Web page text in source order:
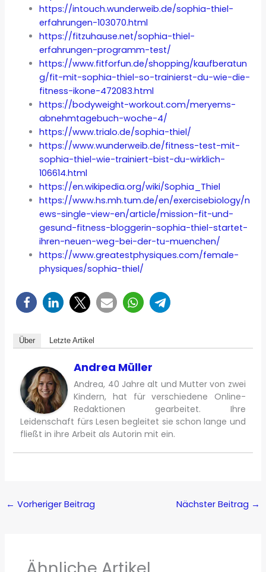
https://intouch.wunderweib.de/sophia-thiel-
erfahrungen-103070.html
https://fitzuhause.net/sophia-thiel-
erfahrungen-programm-test/
https://www.fitforfun.de/shopping/kaufberatun
g/fit-mit-sophia-thiel-so-trainierst-du-wie-die-
fitness-ikone-472083.html
https://bodyweight-workout.com/meryems-
abnehmtagebuch-woche-4/
https://www.trialo.de/sophia-thiel/
https://www.wunderweib.de/fitness-test-mit-
sophia-thiel-wie-trainiert-bist-du-wirklich-
106614.html
https://en.wikipedia.org/wiki/Sophia_Thiel
https://www.hs.mh.tum.de/en/exercisebiology/n
ews-single-view-en/article/mission-fit-und-
gesund-fitness-bloggerin-sophia-thiel-startet-
ihren-neuen-weg-bei-der-tu-muenchen/
https://www.greatestphysiques.com/female-
physiques/sophia-thiel/
Über Letzte Artikel
Andrea Müller
Andrea, 40 Jahre alt und Mutter von zwei
Kindern, hat für verschiedene Online-
Redaktionen gearbeitet. Ihre
Leidenschaft fürs Lesen begleitet sie schon lange und
fließt in ihre Arbeit als Autorin mit ein.
← Vorheriger Beitrag Nächster Beitrag →